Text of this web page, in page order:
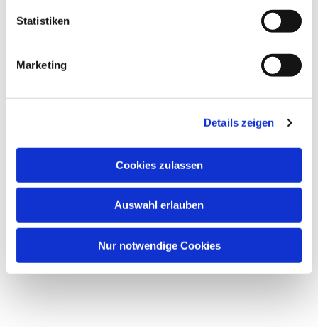
Statistiken
Marketing
Details zeigen
Cookies zulassen
Auswahl erlauben
Nur notwendige Cookies
Dies könnte Sie auch
interessieren